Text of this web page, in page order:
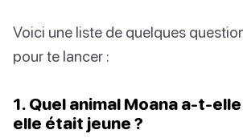
Voici une liste de quelques
pour te lancer :
1. Quel animal Moana a-t-
elle était jeune ?